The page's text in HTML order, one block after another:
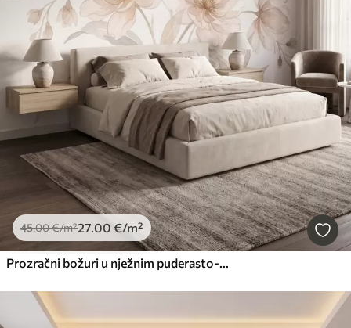
45.00€/m²27.00 €/m²
Prozračni božuri u nježnim puderasto-bež tonovima